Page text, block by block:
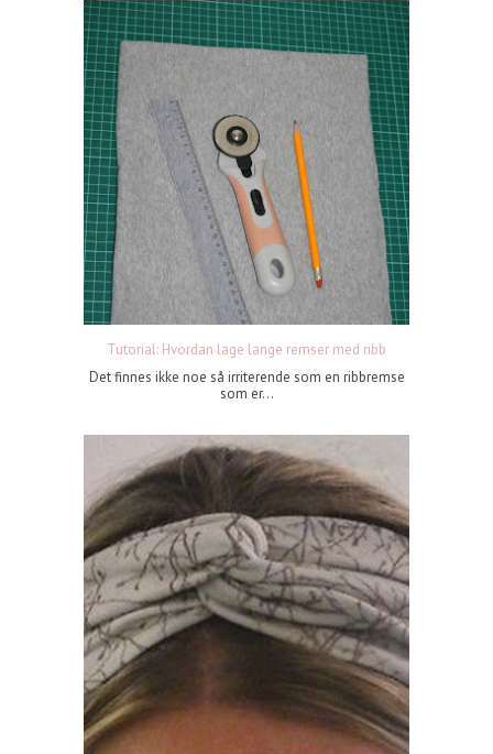
Tutorial: Hvordan lage lange remser med ribb
Det finnes ikke noe så irriterende som en ribbremse
som er...